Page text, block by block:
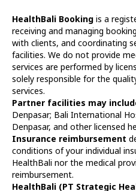
HealthBali Booking is a
receiving and managing
with clients, and coordinating
facilities. We do not provide
services are performed by
solely responsible for the
services.
Partner facilities may
Denpasar; Bali International
Denpasar, and other licensed
Insurance reimbursement
conditions of your individual
HealthBali nor the medical
reimbursement.
HealthBali (PT Strategic
X-ray
At Home
Tests
IV Drips
Vaccination
Bali Belly
Dengue